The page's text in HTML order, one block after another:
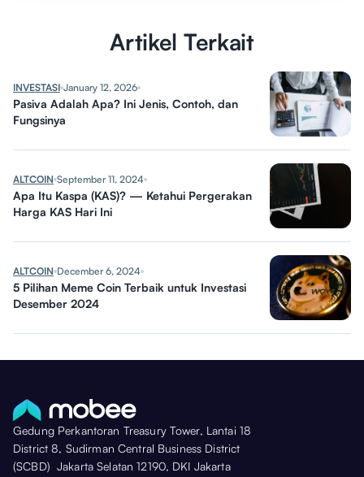
Artikel Terkait
INVESTASI January 12, 2026
Pasiva Adalah Apa? Ini Jenis, Contoh, dan
Fungsinya
ALTCOIN September 11, 2024
Apa Itu Kaspa (KAS)? — Ketahui Pergerakan
Harga KAS Hari Ini
ALTCOIN December 6, 2024
5 Pilihan Meme Coin Terbaik untuk Investasi
Desember 2024
Gedung Perkantoran Treasury Tower, Lantai 18
District 8, Sudirman Central Business District
(SCBD) Jakarta Selatan 12190, DKI Jakarta